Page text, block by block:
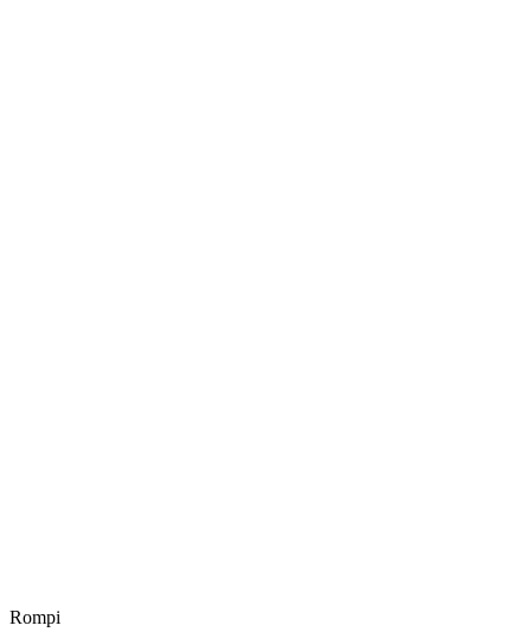
Rompi